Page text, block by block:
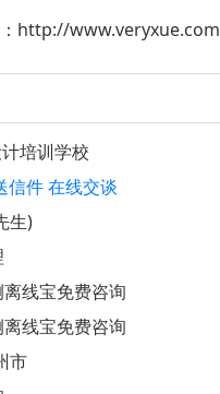
http://www.veryxue.com
培训学校
信件在线交谈
生)
线宝免费咨询
线宝免费咨询
市